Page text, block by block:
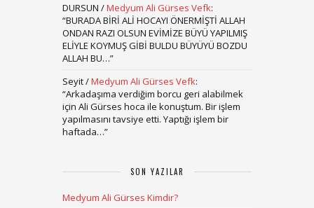
DURSUN /Medyum Ali Gürses Vefk:
“BURADA BİRİ ALİ HOCAYI ÖNERMİŞTİ ALLAH
ONDAN RAZI OLSUN EVİMİZE BÜYÜ YAPILMIŞ
ELİYLE KOYMUŞ GİBİ BULDU BÜYÜYÜ BOZDU
ALLAH BU…”
Seyit/Medyum Ali Gürses Vefk:
“Arkadaşıma verdiğim borcu geri alabilmek
için Ali Gürses hoca ile konuştum. Bir işlem
yapılmasını tavsiye etti. Yaptığı işlem bir
haftada…”
SON YAZILAR
Medyum Ali Gürses Kimdir?